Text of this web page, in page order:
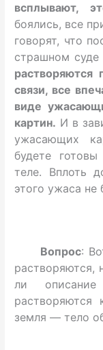
всплывают,
боялись, все
говорят, что
страшном суде
связи, все
виде
картин. И в
ужасающих
будете
теле. Вплоть
этого ужаса не
Вопрос:
растворяются,
ли
растворяются
земля — тело